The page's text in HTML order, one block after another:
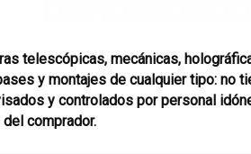
telescópicas, mecánicas,
y montajes de cualquier tipo: no
y controlados por personal
comprador.